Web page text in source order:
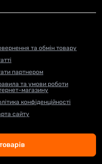
та обмін товару
партнером
та умови роботи
магазину
конфіденційності
сайту